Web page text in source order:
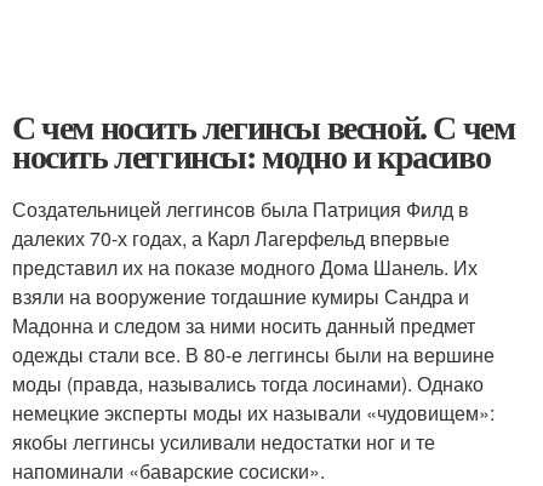
С чем носить легинсы весной. С чем
носить леггинсы: модно и красиво
Создательницей леггинсов была Патриция Филд в
далеких 70-х годах, а Карл Лагерфельд впервые
представил их на показе модного Дома Шанель. Их
взяли на вооружение тогдашние кумиры Сандра и
Мадонна и следом за ними носить данный предмет
одежды стали все. В 80-е леггинсы были на вершине
моды (правда, назывались тогда лосинами). Однако
немецкие эксперты моды их называли «чудовищем»:
якобы леггинсы усиливали недостатки ног и те
напоминали «баварские сосиски».